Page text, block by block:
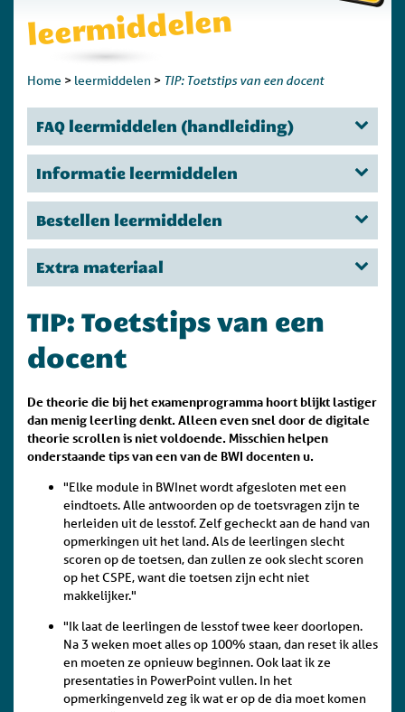
leermiddelen
Home > leermiddelen > TIP: Toetstips van een docent
FAQ leermiddelen (handleiding)
Informatie leermiddelen
Bestellen leermiddelen
Extra materiaal
TIP: Toetstips van een
docent
De theorie die bij het examenprogramma hoort blijkt lastiger
dan menig leerling denkt. Alleen even snel door de digitale
theorie scrollen is niet voldoende. Misschien helpen
onderstaande tips van een van de BWI docenten u.
"Elke module in BWInet wordt afgesloten met een
eindtoets. Alle antwoorden op de toetsvragen zijn te
herleiden uit de lesstof. Zelf gecheckt aan de hand van
opmerkingen uit het land. Als de leerlingen slecht
scoren op de toetsen, dan zullen ze ook slecht scoren
op het CSPE, want die toetsen zijn echt niet
makkelijker."
"Ik laat de leerlingen de lesstof twee keer doorlopen.
Na 3 weken moet alles op 100% staan, dan reset ik alles
en moeten ze opnieuw beginnen. Ook laat ik ze
presentaties in PowerPoint vullen. In het
opmerkingenveld zeg ik wat er op de dia moet komen